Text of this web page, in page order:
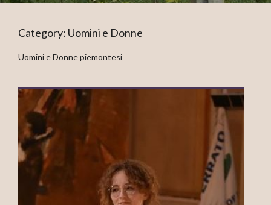
Category: Uomini e Donne
Uomini e Donne piemontesi